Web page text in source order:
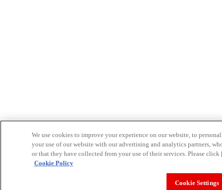
We use cookies to improve your experience on our website, to
your use of our website with our advertising and analytics partners,
or that they have collected from your use of their services. Please
Cookie Policy
Cookie Settings